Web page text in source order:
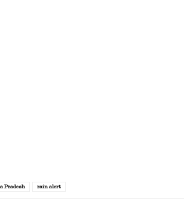
Pradesh rain alert